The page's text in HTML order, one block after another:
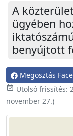
A
ügyében
benyújtott
Megosztás
event_available Utolsó frissítés:
november 27.)